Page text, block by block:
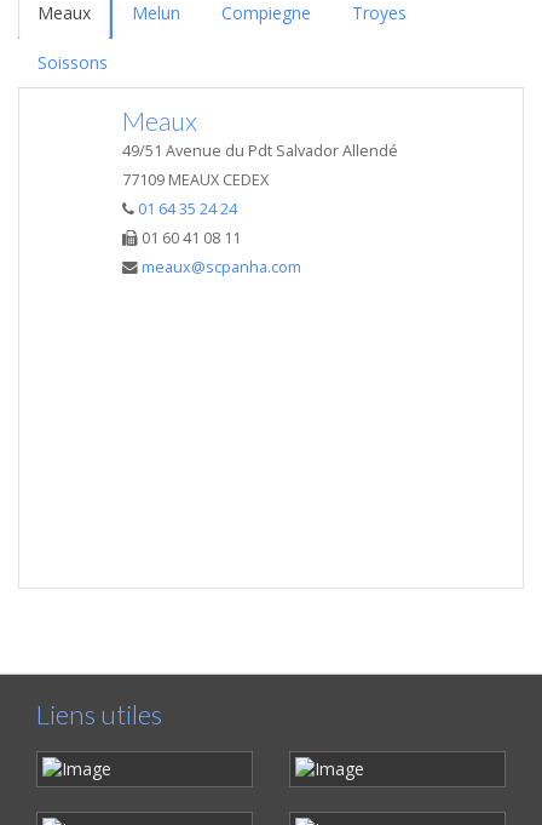
Meaux Melun Compiegne Troyes
Soissons
Meaux
49/51 Avenue du Pdt Salvador Allendé
77109 MEAUX CEDEX
01 64 35 24 24
01 60 41 08 11
meaux@scpanha.com
Liens utiles